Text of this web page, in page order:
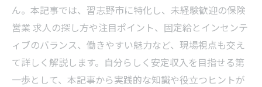
ん。本記事では、習志野市に特化し、未経験歓迎の保険
営業 求人の探し方や注目ポイント、固定給とインセンテ
ィブのバランス、働きやすい魅力など、現場視点も交え
て詳しく解説します。自分らしく安定収入を目指せる第
一歩として、本記事から実践的な知識や役立つヒントが